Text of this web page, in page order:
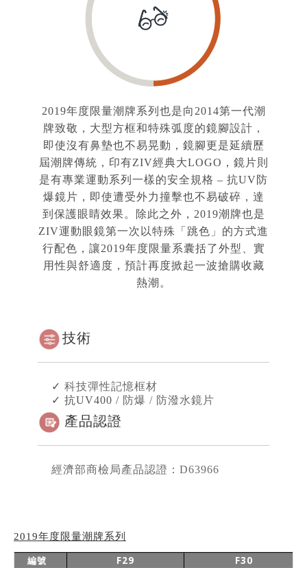
2019年度限量潮牌系列也是向2014第一代潮
牌致敬，大型方框和特殊弧度的鏡腳設計，
即使沒有鼻墊也不易晃動，鏡腳更是延續歷
屆潮牌傳統，印有ZIV經典大LOGO，鏡片則
是有專業運動系列一樣的安全規格 – 抗UV防
爆鏡片，即使遭受外力撞擊也不易破碎，達
到保護眼睛效果。除此之外，2019潮牌也是
ZIV運動眼鏡第一次以特殊「跳色」的方式進
行配色，讓2019年度限量系囊括了外型、實
用性與舒適度，預計再度掀起一波搶購收藏
熱潮。
技術
✓ 科技彈性記憶框材
✓ 抗UV400 / 防爆 / 防潑水鏡片
產品認證
經濟部商檢局產品認證：D63966
2019年度限量潮牌系列
編號 F29 F30